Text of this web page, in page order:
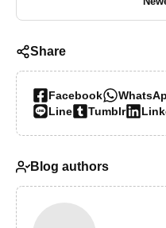
Share
Facebook
Line
Tumblr
Blog authors